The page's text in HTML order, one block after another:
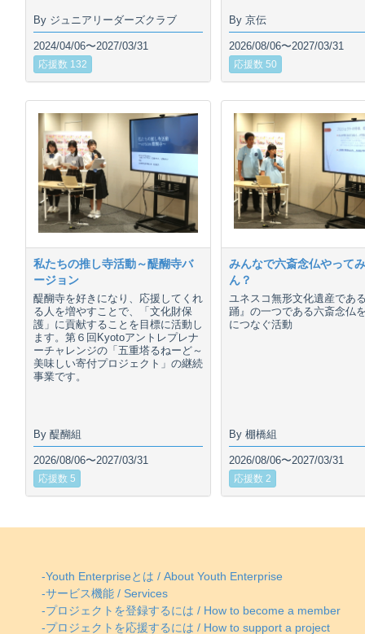
By ジュニアリーダーズクラブ
2024/04/06〜2027/03/31
応援数 132
By 京伝
2026/08/06〜2027/03/31
応援数 50
私たちの推し寺活動～醍醐寺バ
ージョン
醍醐寺を好きになり、応援してくれ
る人を増やすことで、「文化財保
護」に貢献することを目標に活動し
ます。第６回Kyotoアントレプレナ
ーチャレンジの「五重塔るねーど～
美味しい寄付プロジェクト」の継続
事業です。
By 醍醐組
2026/08/06〜2027/03/31
応援数 5
みんなで六斎念仏やって
ん？
ユネスコ無形文化遺産であ
踊』の一つである六斎念仏
につなぐ活動
By 棚橋組
2026/08/06〜2027/03/31
応援数 2
-Youth Enterpriseとは / About Youth Enterprise
-サービス機能 / Services
-プロジェクトを登録するには / How to become a member
-プロジェクトを応援するには / How to support a project